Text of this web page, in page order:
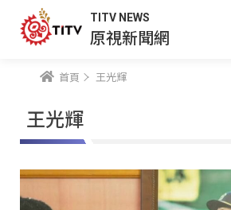
TITV NEWS
原視新聞網
首頁 王光輝
王光輝